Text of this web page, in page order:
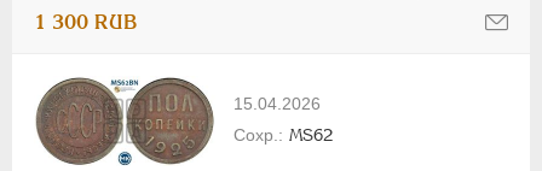
1 300 RUB
15.04.2026
MS62